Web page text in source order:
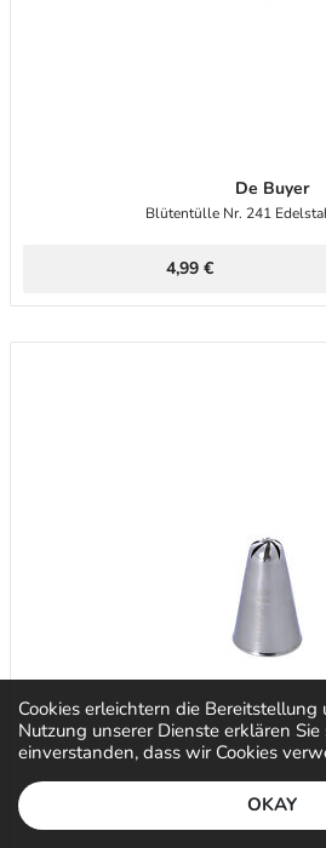
Cookies erleichtern die Bereitstellung
Nutzung unserer Dienste erklären
einverstanden, dass wir Cookies
OKAY
De Buyer
Blütentülle Nr. 241
4,99 €